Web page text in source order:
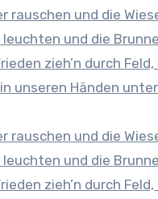
rauschen und die
und die
zieh’n durch
unseren Händen
rauschen und die
und die
zieh’n durch